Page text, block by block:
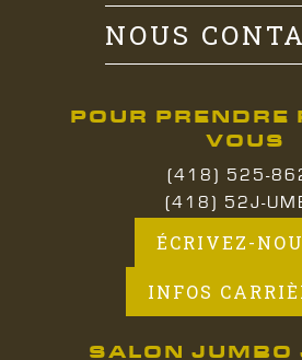
NOUS
POUR PRENDRE
VOUS
(418) 525-
(418) 52J-
ÉCRIVEZ-
INFOS
SALON JUMBO